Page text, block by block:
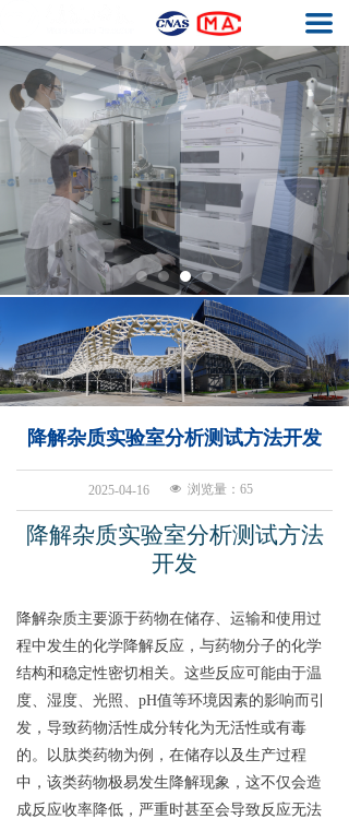
끀
基因毒性杂质检测
元素杂质检测
生物药工艺残留检测
结构确证
质量体系
联系我们
降解杂质实验室分析测试方法开发
降解杂质实验室分析测试方法
开发
降解杂质主要源于药物在储存、运输和使用过
程中发生的化学降解反应 ， 与药物分子的化学
结构和稳定性密切相关。这些反应可能由于温
度、湿度、光照、pH值等环境因素的影响而引
发，导致药物活性成分转化为无活性或有毒
的。
以肽类药物为例，在储存以及生产过程
中，该类药物极易发生降解现象，这不仅会造
成反应收率降低，严重时甚至会导致反应无法
2025-04-16 넶 浏览量： 65